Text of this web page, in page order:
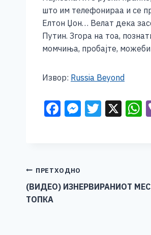
што им телефонираа и се
Елтон Џон… Велат дека
Путин. Згора на тоа,
момчиња, пробајте,
Извор: Russia Beyond
F
b
o
M
g
T X
p
Навигација
на
ПРЕТХОДНО
(ВИДЕО) ИЗНЕРВИРАНИОТ
ТОПКА